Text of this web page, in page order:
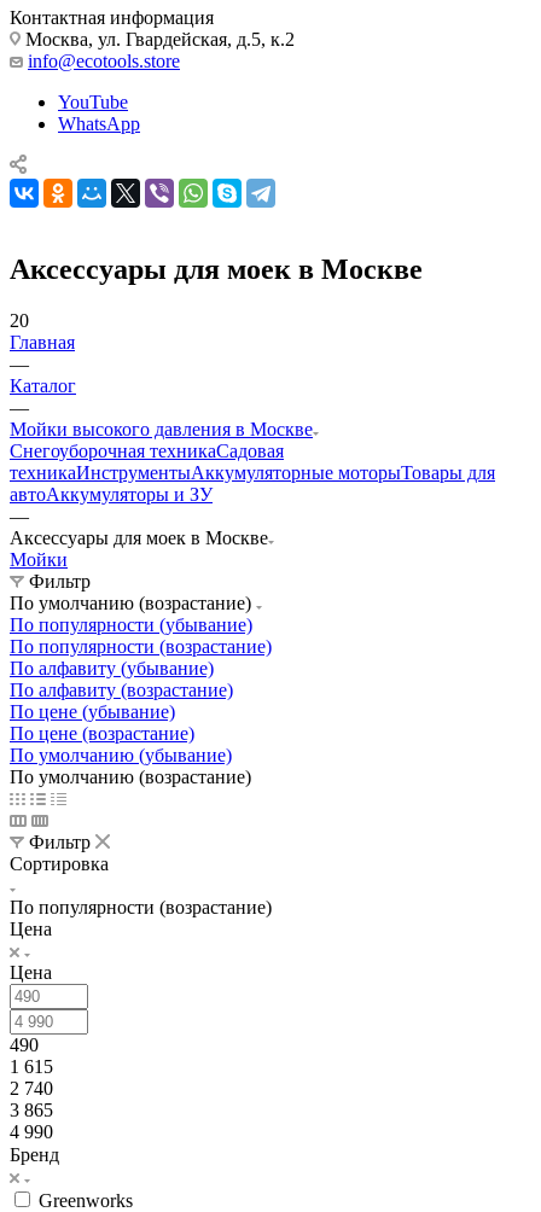
Контактная информация
Москва, ул. Гвардейская, д.5, к.2
info@ecotools.store
YouTube
WhatsApp
Аксессуары для моек в Москве
20
Главная
—
Каталог
—
Мойки высокого давления в Москве
Снегоуборочная техникаСадовая
техникаИнструментыАккумуляторные моторыТовары для
автоАккумуляторы и ЗУ
—
Аксессуары для моек в Москве
Мойки
Фильтр
По умолчанию (возрастание)
По популярности (убывание)
По популярности (возрастание)
По алфавиту (убывание)
По алфавиту (возрастание)
По цене (убывание)
По цене (возрастание)
По умолчанию (убывание)
По умолчанию (возрастание)
Фильтр
Сортировка
По популярности (возрастание)
Цена
Цена
490
1 615
2 740
3 865
4 990
Бренд
Greenworks